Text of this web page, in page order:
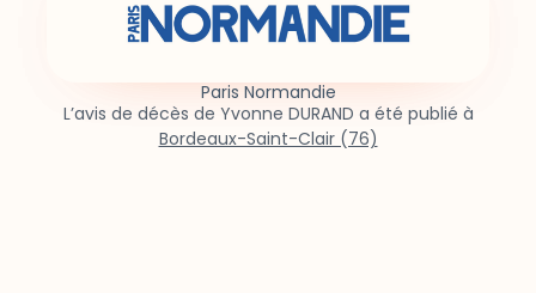
Paris Normandie
L’avis de décès de Yvonne DURAND a été publié à
Bordeaux-Saint-Clair (76)